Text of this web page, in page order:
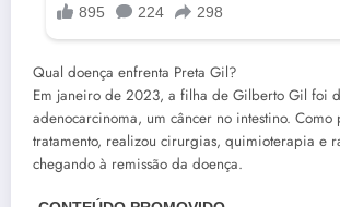
Qual doença enfrenta Preta Gil?
Em janeiro de 2023, a filha de Gilberto Gil foi
adenocarcinoma, um câncer no intestino. Como
tratamento, realizou cirurgias, quimioterapia e
chegando à remissão da doença.